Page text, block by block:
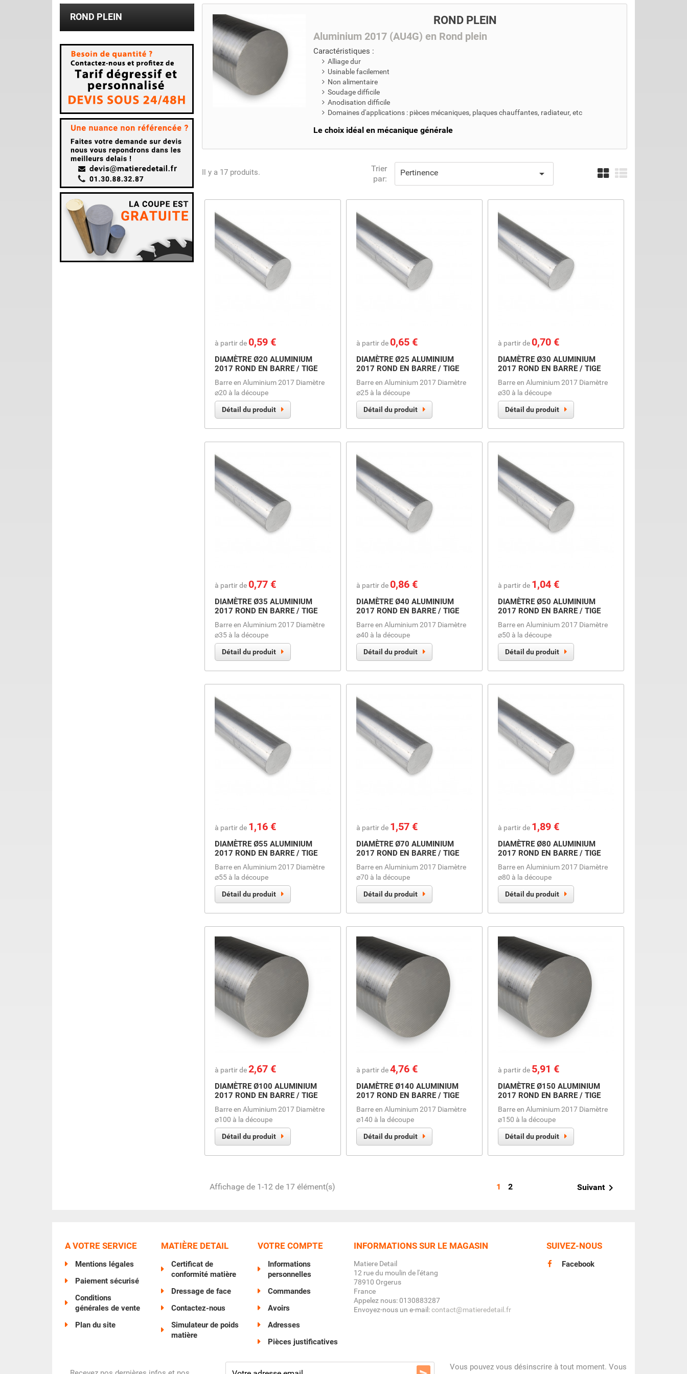
ROND PLEIN ROND PLEIN
Aluminium 2017 (AU4G) en Rond plein
Caractéristiques :
Alliage dur
Usinable facilement
Non alimentaire
Soudage difficile
Anodisation difficile
Domaines d'applications : pièces mécaniques, plaques chauffantes, radiateur, etc
Le choix idéal en mécanique générale
Il y a 17 produits.
Trier
par:
Pertinence 
à partir de Prix
0,59 €
DIAMÈTRE Ø20 ALUMINIUM
2017 ROND EN BARRE / TIGE
Barre en Aluminium 2017 Diamètre
⌀20 à la découpe
Détail du produit
à partir de Prix
0,65 €
DIAMÈTRE Ø25 ALUMINIUM
2017 ROND EN BARRE / TIGE
Barre en Aluminium 2017 Diamètre
⌀25 à la découpe
Détail du produit
à partir de Prix
0,70 €
DIAMÈTRE Ø30 ALUMINIUM
2017 ROND EN BARRE / TIGE
Barre en Aluminium 2017 Diamètre
⌀30 à la découpe
Détail du produit
à partir de Prix
0,77 €
DIAMÈTRE Ø35 ALUMINIUM
2017 ROND EN BARRE / TIGE
Barre en Aluminium 2017 Diamètre
⌀35 à la découpe
Détail du produit
à partir de Prix
0,86 €
DIAMÈTRE Ø40 ALUMINIUM
2017 ROND EN BARRE / TIGE
Barre en Aluminium 2017 Diamètre
⌀40 à la découpe
Détail du produit
à partir de Prix
1,04 €
DIAMÈTRE Ø50 ALUMINIUM
2017 ROND EN BARRE / TIGE
Barre en Aluminium 2017 Diamètre
⌀50 à la découpe
Détail du produit
à partir de Prix
1,16 €
DIAMÈTRE Ø55 ALUMINIUM
2017 ROND EN BARRE / TIGE
Barre en Aluminium 2017 Diamètre
⌀55 à la découpe
Détail du produit
à partir de Prix
1,57 €
DIAMÈTRE Ø70 ALUMINIUM
2017 ROND EN BARRE / TIGE
Barre en Aluminium 2017 Diamètre
⌀70 à la découpe
Détail du produit
à partir de Prix
1,89 €
DIAMÈTRE Ø80 ALUMINIUM
2017 ROND EN BARRE / TIGE
Barre en Aluminium 2017 Diamètre
⌀80 à la découpe
Détail du produit
à partir dePrix
2,67 €
DIAMÈTRE Ø100 ALUMINIUM
2017 ROND EN BARRE / TIGE
Barre en Aluminium 2017 Diamètre
⌀100 à la découpe
Détail du produit
à partir de Prix
4,76 €
DIAMÈTRE Ø140 ALUMINIUM
2017 ROND EN BARRE / TIGE
Barre en Aluminium 2017 Diamètre
⌀140 à la découpe
Détail du produit
à partir de Prix
5,91 €
DIAMÈTRE Ø150 ALUMINIUM
2017 ROND EN BARRE / TIGE
Barre en Aluminium 2017 Diamètre
⌀150 à la découpe
Détail du produit
Affichage de 1-12 de 17 élément(s) 1 2 Suivant
A VOTRE SERVICE
Mentions légales
Paiement sécurisé
Conditions
générales de vente
Plan du site
MATIÈRE DETAIL
Certificat de
conformité matière
Dressage de face
Contactez-nous
Simulateur de poids
matière
VOTRE COMPTE
Informations
personnelles
Commandes
Avoirs
Adresses
Pièces justificatives
INFORMATIONS SUR LE MAGASIN
Matiere Detail
12 rue du moulin de l'étang
78910 Orgerus
France
Appelez nous:0130883287
Envoyez-nous un e-mail:contact@matieredetail.fr
SUIVEZ-NOUS
Facebook
Vous pouvez vous désinscrire à tout moment. Vous